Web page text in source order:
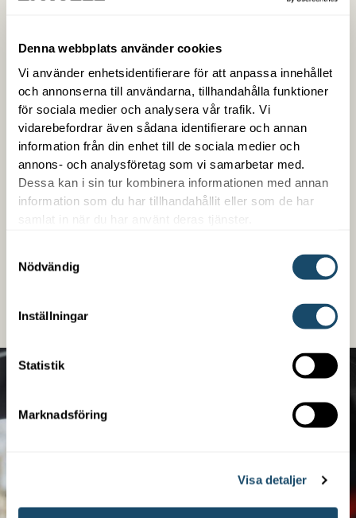
Denna webbplats använder cookies
Vi använder enhetsidentifierare för att anpassa innehållet
och annonserna till användarna, tillhandahålla funktioner
för sociala medier och analysera vår trafik. Vi
vidarebefordrar även sådana identifierare och annan
information från din enhet till de sociala medier och
annons- och analysföretag som vi samarbetar med.
Dessa kan i sin tur kombinera informationen med annan
information som du har tillhandahållit eller som de har
samlat in när du har använt deras tjänster.
Nödvändig
Inställningar
Statistik
Marknadsföring
Visa detaljer
Trygg med Enwell
Som kund hos oss får du en samlad kontakt med
trygg snabb service. Vi är enkla att arbeta med,
kompetenta på det vi gör och är din partner över en